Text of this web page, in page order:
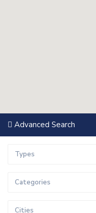
Advanced Search
Types
Categories
Cities